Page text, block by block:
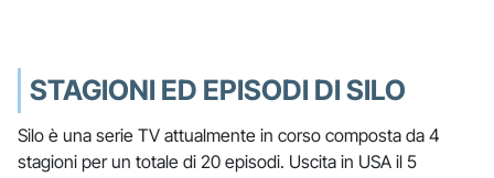
STAGIONI ED EPISODI DI SILO
Silo è una serie TV attualmente in corso composta da 4
stagioni per un totale di 20 episodi. Uscita in USA il 5